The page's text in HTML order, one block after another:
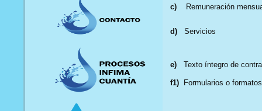
c) Remuneración
d) Servicios
e) Texto íntegro de
f1) Formularios o